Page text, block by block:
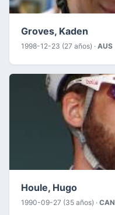
Groves, Kaden
1998-12-23 (27 años) · AUS
Houle, Hugo
1990-09-27 (35 años) · CAN